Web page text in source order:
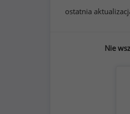
ostatnia
Nie